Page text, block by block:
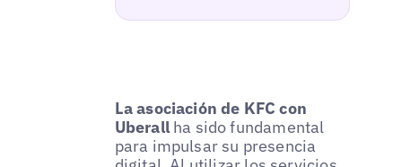
La asociación de KFC con
Uberallha sido fundamental
para impulsar su presencia